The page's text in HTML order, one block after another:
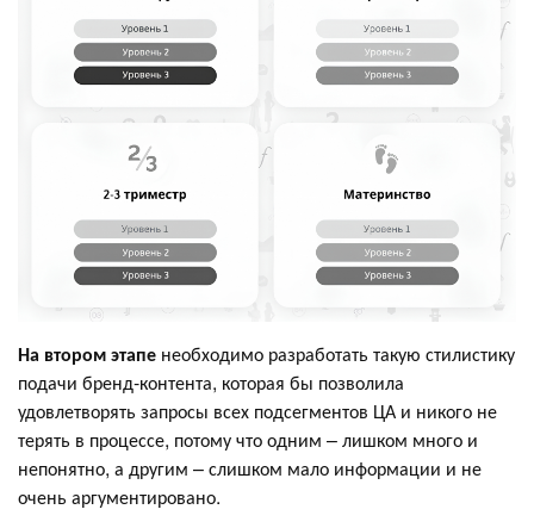
На втором этапе необходимо разработать такую стилистику
подачи бренд-контента, которая бы позволила
удовлетворять запросы всех подсегментов ЦА и никого не
терять в процессе, потому что одним – лишком много и
непонятно, а другим – слишком мало информации и не
очень аргументировано.